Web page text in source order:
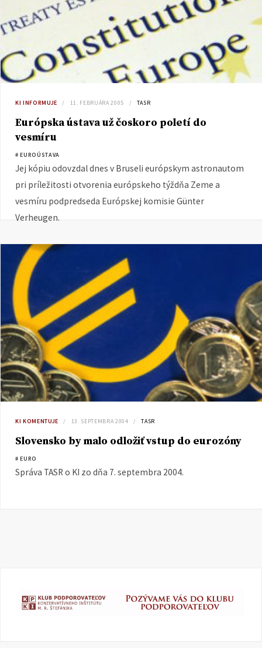
KI INFORMUJE 11. FEBRUÁRA 2005 TASR
Európska ústava už čoskoro poletí do
vesmíru
# EUROÚSTAVA
Jej kópiu odovzdal dnes v Bruseli európskym astronautom
pri príležitosti otvorenia európskeho týždňa Zeme a
vesmíru podpredseda Európskej komisie Günter
Verheugen.
KI KOMENTUJE 13. SEPTEMBRA 2004 TASR
Slovensko by malo odložiť vstup do eurozóny
# EURO
Správa TASR o KI zo dňa 7. septembra 2004.